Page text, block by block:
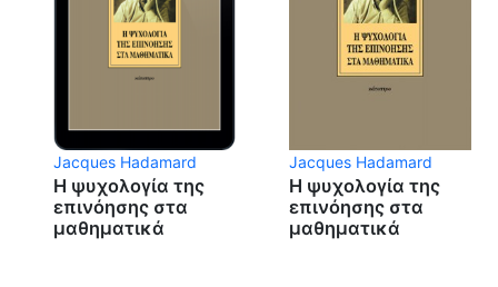
Jacques Hadamard
Η ψυχολογία της
επινόησης στα
μαθηματικά
Jacques Hadamard
Η ψυχολογία της
επινόησης στα
μαθηματικά